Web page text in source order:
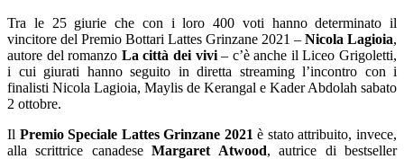
Tra le 25 giurie che con i loro 400 voti hanno determinato il
vincitore del Premio Bottari Lattes Grinzane 2021 – Nicola Lagioia,
autore del romanzo La città dei vivi– c’è anche il Liceo Grigoletti,
i cui giurati hanno seguito in diretta streaming l’incontro con i
finalisti Nicola Lagioia, Maylis de Kerangal e Kader Abdolah sabato
2 ottobre.
Il Premio Speciale Lattes Grinzane 2021 è stato attribuito, invece,
alla scrittrice canadeseMargaret Atwood, autrice di bestseller